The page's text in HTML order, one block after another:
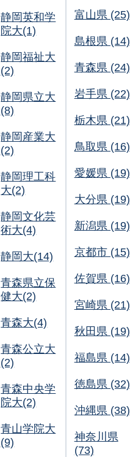
静岡英和学
院大(1)
静岡福祉大
(2)
静岡県立大
(8)
静岡産業大
(2)
静岡理工科
大(2)
静岡文化芸
術大(4)
静岡大(14)
青森県立保
健大(2)
青森大(4)
青森公立大
(2)
青森中央学
院大(2)
青山学院大
(9)
富山県 (25)
島根県 (14)
青森県 (24)
岩手県 (22)
栃木県 (21)
鳥取県 (16)
愛媛県 (19)
大分県 (19)
新潟県 (19)
京都市 (15)
佐賀県 (16)
宮崎県 (21)
秋田県 (19)
福島県 (14)
徳島県 (32)
沖縄県 (38)
神奈川県
(73)